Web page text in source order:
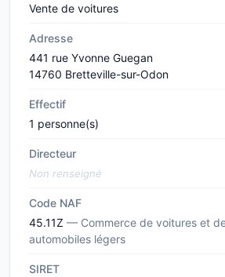
Vente de voitures
Adresse
441 rue Yvonne Guegan
14760 Bretteville-sur-Odon
Effectif
1 personne(s)
Directeur
Non renseigné
Code NAF
45.11Z — Commerce de voitures et
automobiles légers
SIRET